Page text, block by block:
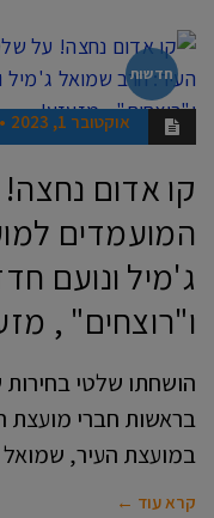
חדשות
אוקטובר 1, 2023
קו אדום
המועמדים
ג'מיל ונועם
ו"רוצחים" ,
הושחתו שלטי
בראשות חברי מועצת
במועצת העיר, שמואל
קרא עוד ←